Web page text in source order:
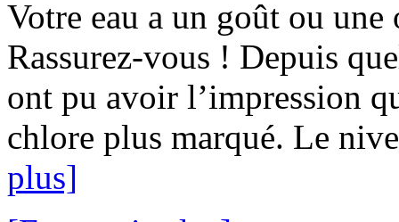
Votre eau a un goût ou
Rassurez-vous ! Depuis
ont pu avoir l’impression
chlore plus marqué. Le
plus]